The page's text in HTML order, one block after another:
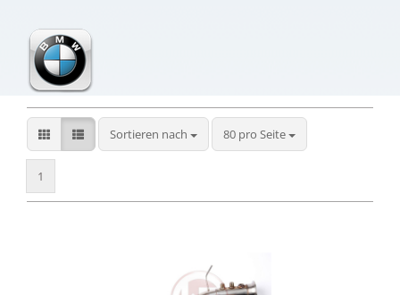
Sortieren nach
Sortieren nach 80 pro Seite
pro Seite
1